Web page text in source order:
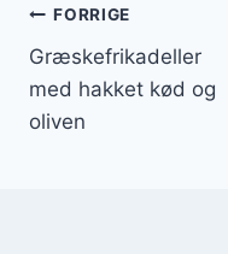
FORRIGE
Græskefrikadeller
med hakket kød og
oliven